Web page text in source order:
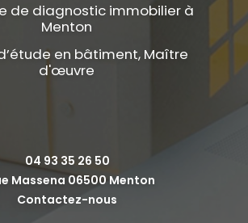
de diagnostic immobilier à
Menton
en bâtiment, Maître
d'œuvre
04 93 35 26 50
Massena 06500 Menton
Contactez-nous